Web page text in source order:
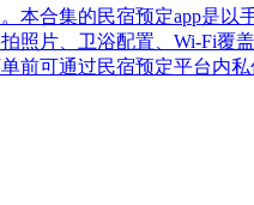
本合集的民宿预定app是
照片、卫浴配置、Wi-Fi
前可通过民宿预定平台内